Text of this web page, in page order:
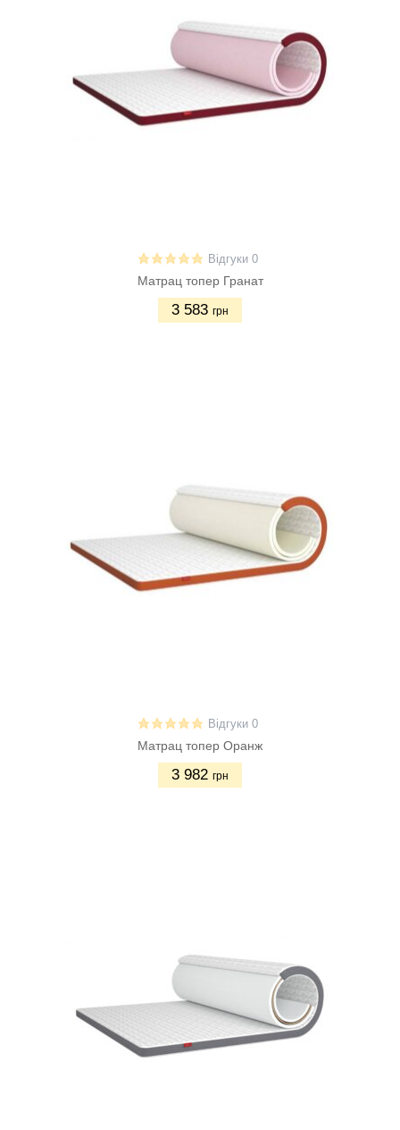
Відгуки 0
Матрац топер Гранат
3 583 грн
Відгуки 0
Матрац топер Оранж
3 982 грн